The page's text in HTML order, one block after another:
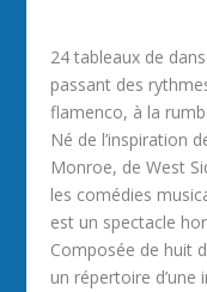
24 tableaux de
passant des
flamenco, à la
Né de l’inspiration
Monroe, de West
les comédies
est un spectacle
Composée de huit
un répertoire